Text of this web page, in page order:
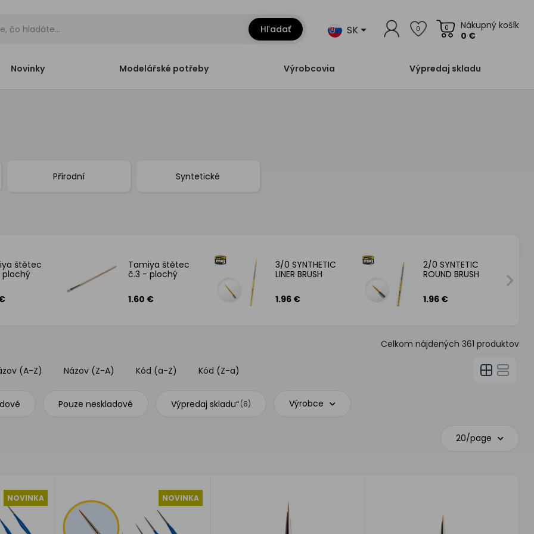
Hľadať SK 0
Nákupný košík
0 €
0
Novinky Modelářské potřeby Výrobcovia Výpredaj skladu
Přírodní Syntetické
štětec
Tamiya štětec
č.3 - plochý
1.60 €
3/0 SYNTHETIC
LINER BRUSH
1.96 €
2/0 SYNTETIC
ROUND BRUSH
1.96 €
Celkom nájdených 361 produktov
(A-Z) Názov (Z-A) Kód (a-Z) Kód (Z-a)
Pouze neskladové Výpredaj skladu“(8) Výrobce
20/page
NOVINKA NOVINKA